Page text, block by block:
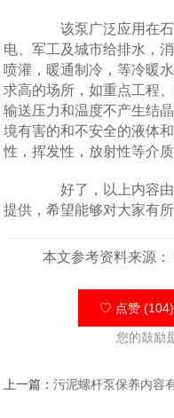
该泵广泛应用在石
电、军工及城市给排水，
喷灌，暖通制冷，等冷暖
求高的场所，如重点工程
输送压力和温度不产生结
境有害的和不安全的液体
性，挥发性，放射性等介质
好了，以上内容由
提供，希望能够对大家有所
本文参考资料来源：
♡ 点赞 (104)
您的鼓励
上一篇：污泥螺杆泵保养内容